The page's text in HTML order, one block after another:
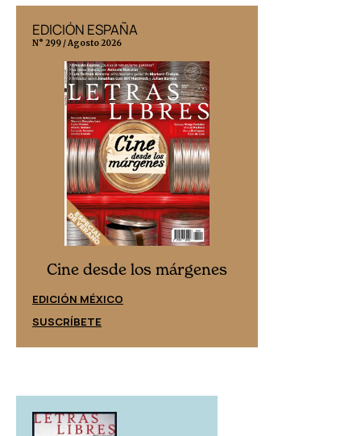
EDICIÓN ESPAÑA
N° 299 / Agosto 2026
Cine desde los márgenes
EDICIÓN MÉXICO
SUSCRÍBETE